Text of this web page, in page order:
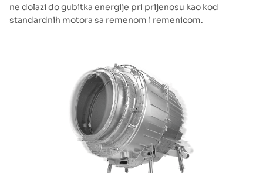
ne dolazi do gubitka energije pri prijenosu kao kod
standardnih motora sa remenom i remenicom.